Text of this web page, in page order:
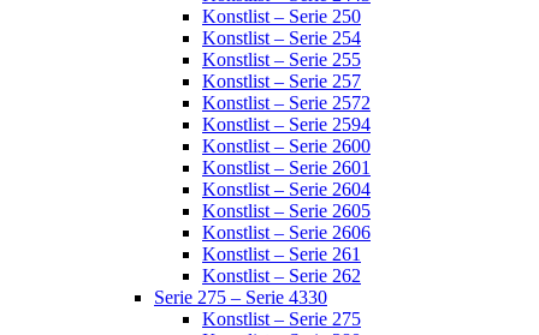
Konstlist – Serie 250
Konstlist – Serie 254
Konstlist – Serie 255
Konstlist – Serie 257
Konstlist – Serie 2572
Konstlist – Serie 2594
Konstlist – Serie 2600
Konstlist – Serie 2601
Konstlist – Serie 2604
Konstlist – Serie 2605
Konstlist – Serie 2606
Konstlist – Serie 261
Konstlist – Serie 262
Serie 275 – Serie 4330
Konstlist – Serie 275